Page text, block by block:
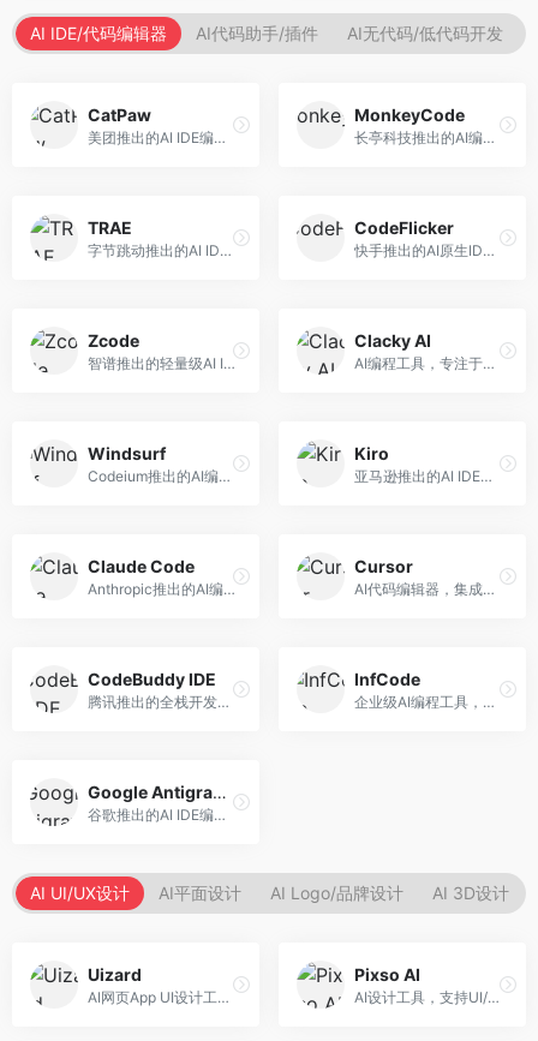
AI IDE/代码编辑器 AI代码助手/插件 AI无代码/低代码开发
CatPaw
美团推出的AI IDE编程工具，专注于本地开发生态。面向开发者，提供智能代码补全、代码生成、项目管理等服务，本地开发体验好。
MonkeyCode
长亭科技推出的AI编程助手，专注于安全开发。面向开发者，提供代码生成、安全检测、漏洞修复等服务，安全开发能力强。
TRAE
字节跳动推出的AI IDE编程工具，深度集成大模型能力。面向开发者，提供智能代码补全、代码解释、重构优化等服务，编程效率显著提升。
CodeFlicker
快手推出的AI原生IDE，专注于短视频相关开发。面向快手生态开发者，提供代码生成、调试辅助等服务，与快手开发生态深度整合。
Zcode
智谱推出的轻量级AI IDE，基于GLM模型。面向开发者，提供智能代码补全、代码生成、错误检测等服务，中文编程支持好。
Clacky AI
AI编程工具，专注于代码智能生成与优化。面向开发者，提供代码生成、代码重构、错误修复等服务，编程效率高。
Windsurf
Codeium推出的AI编程工具，专注于代码智能辅助。面向开发者，提供代码补全、代码生成、代码解释等服务，多语言支持完善。
Kiro
亚马逊推出的AI IDE，深度整合AWS云服务。面向AWS开发者，提供代码生成、云服务集成、部署自动化等服务，与AWS生态无缝衔接。
Claude Code
Anthropic推出的AI编程工具，基于Claude模型。面向开发者，提供代码生成、代码审查、调试辅助等服务，代码质量高，推理能力强。
Cursor
AI代码编辑器，集成GPT-4模型，专注于智能编程辅助。面向开发者，提供代码生成、代码解释、错误修复等服务，编程体验流畅，开发效率高。
CodeBuddy IDE
腾讯推出的全栈开发AI IDE，整合腾讯云服务。面向开发者，提供代码生成、调试辅助、部署服务等功能，与腾讯云生态深度整合。
InfCode
企业级AI编程工具，专注于团队协作开发。面向企业开发团队，提供代码生成、代码审查、团队协作等服务，企业级功能完善。
Google Antigravity
谷歌推出的AI IDE编程智能体，整合Google Cloud服务。面向谷歌生态开发者，提供智能编程辅助、云服务集成等功能。
AI UI/UX设计 AI平面设计 AI Logo/品牌设计 AI 3D设计
Uizard
AI网页App UI设计工具，专注于快速界面生成。面向产品经理和设计师，提供线框图转UI、界面生成、设计优化等服务，设计速度快。
Pixso AI
AI设计工具，支持UI/UX设计全流程。面向设计师和产品团队，提供界面生成、设计优化、协作评审等服务，国产替代方案，团队协作便捷。